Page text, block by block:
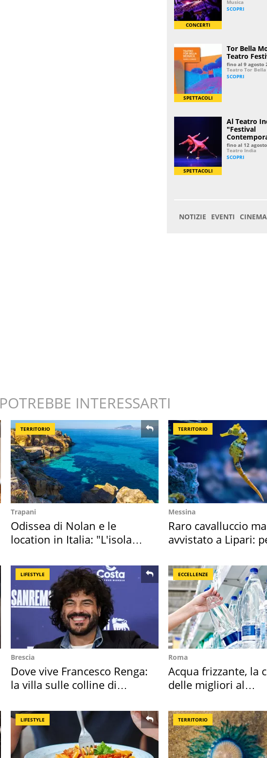
POTREBBE INTERESSARTI
TERRITORIO
Trapani
Odissea di Nolan e le
location in Italia: "L'isola
TERRITORIO
Messina
Raro cavalluccio
avvistato a Lipari:
LIFESTYLE
Brescia
Dove vive Francesco Renga:
la villa sulle colline di
ECCELLENZE
Roma
Acqua frizzante, la
delle migliori al
LIFESTYLE TERRITORIO